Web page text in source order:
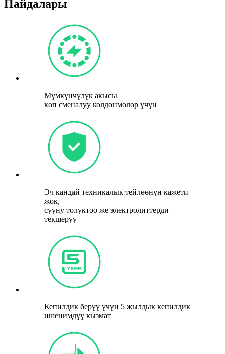
Пайдалары
Мүмкүнчүлүк акысы
көп сменалуу колдонмолор үчүн
Эч кандай техникалык тейлөөнүн кажети
жок,
сууну толуктоо же электролиттерди
текшерүү
Кепилдик берүү үчүн 5 жылдык кепилдик
ишенимдүү кызмат